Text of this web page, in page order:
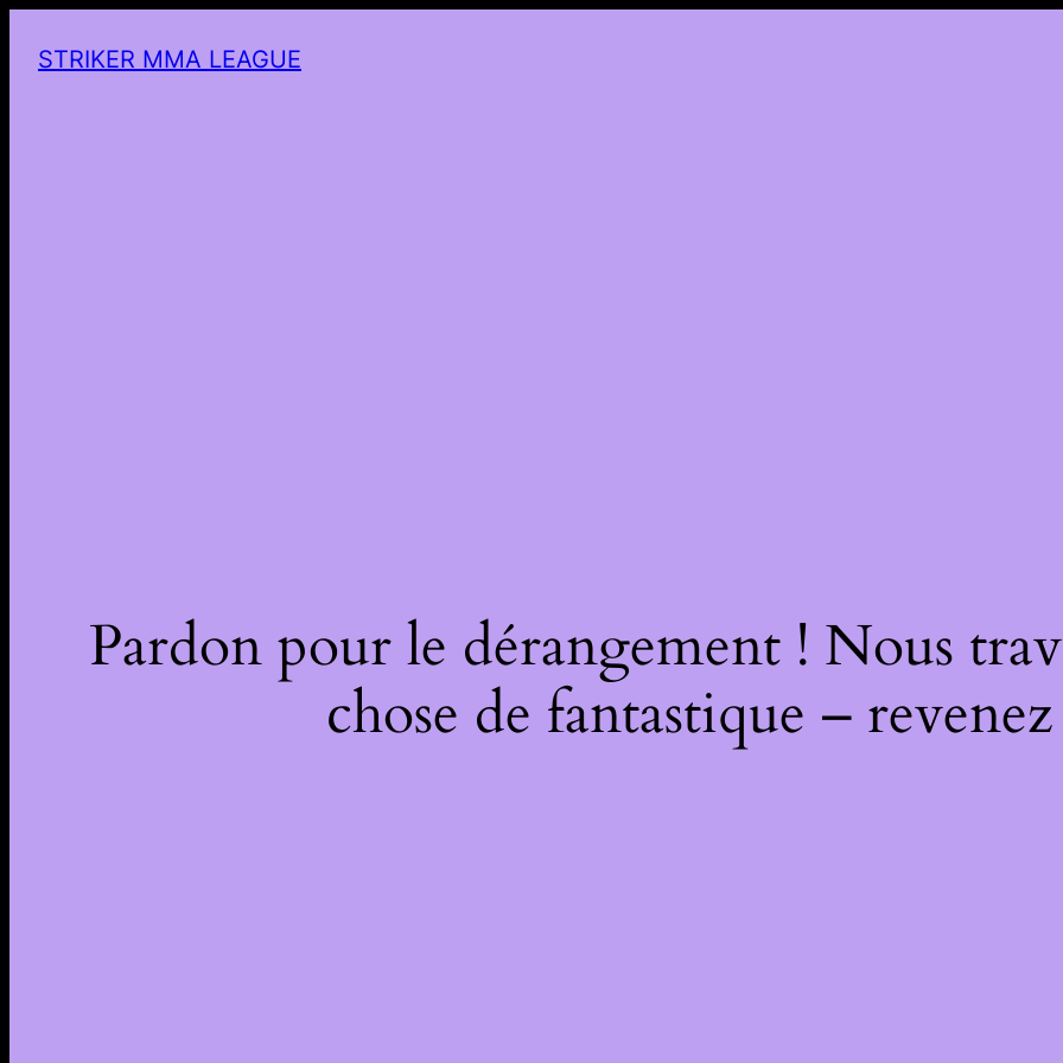
STRIKER MMA LEAGUE
Pardon pour le dérangement ! Nous
chose de fantastique –